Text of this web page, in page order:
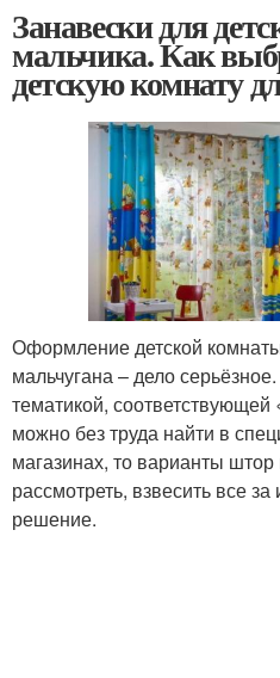
Занавески для
мальчика. Как
детскую комнату
Оформление детской
мальчугана – дело
тематикой, соответствующей
можно без труда найти в
магазинах, то варианты
рассмотреть, взвесить все
решение.